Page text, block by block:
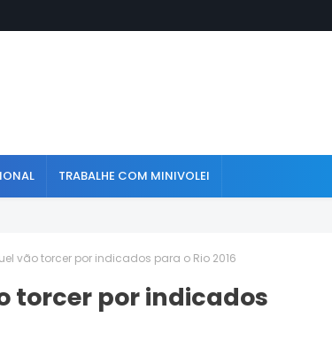
TRABALHE COM MINIVOLEI
vão torcer por indicados para o Rio 2016
torcer por indicados